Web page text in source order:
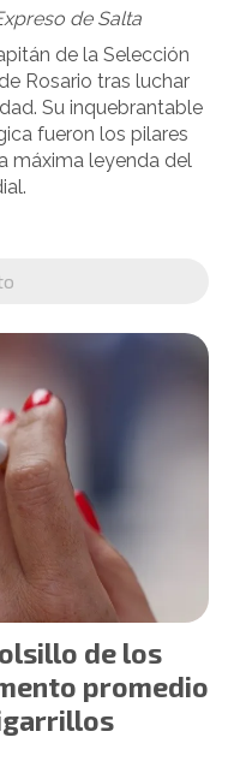
de Salta
de la Selección
Rosario tras luchar
Su inquebrantable
fueron los pilares
máxima leyenda del
de los
promedio